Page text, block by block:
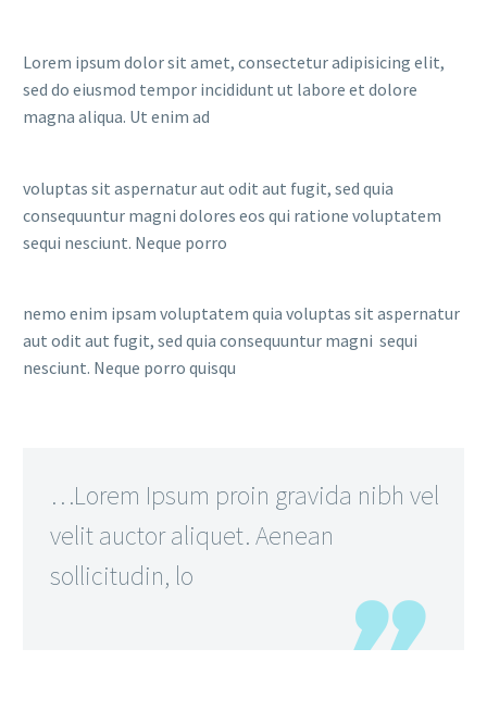
Lorem ipsum dolor sit amet, consectetur adipisicing elit,
sed do eiusmod tempor incididunt ut labore et dolore
magna aliqua. Ut enim ad
voluptas sit aspernatur aut odit aut fugit, sed quia
consequuntur magni dolores eos qui ratione voluptatem
sequi nesciunt. Neque porro
nemo enim ipsam voluptatem quia voluptas sit aspernatur
aut odit aut fugit, sed quia consequuntur magni sequi
nesciunt. Neque porro quisqu
…Lorem Ipsum proin gravida nibh vel
velit auctor aliquet. Aenean
sollicitudin, lo